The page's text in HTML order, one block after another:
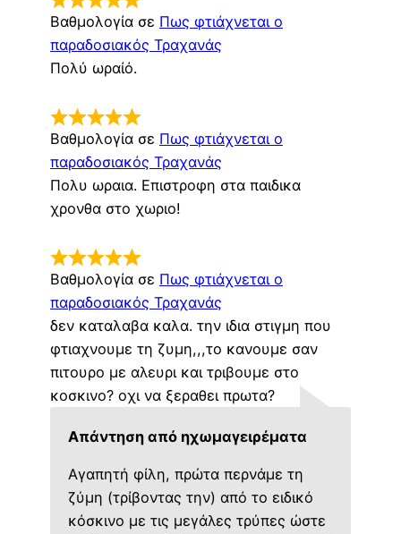
Βαθμολογία σε Πως φτιάχνεται ο
παραδοσιακός Τραχανάς
Πολύ ωραίό.
Βαθμολογία σε Πως φτιάχνεται ο
παραδοσιακός Τραχανάς
Πολυ ωραια. Επιστροφη στα παιδικα
χρονθα στο χωριο!
Βαθμολογία σε Πως φτιάχνεται ο
παραδοσιακός Τραχανάς
δεν καταλαβα καλα. την ιδια στιγμη που
φτιαχνουμε τη ζυμη,,,το κανουμε σαν
πιτουρο με αλευρι και τριβουμε στο
κοσκινο? οχι να ξεραθει πρωτα?
Απάντηση από ηχωμαγειρέματα
Αγαπητή φίλη, πρώτα περνάμε τη
ζύμη (τρίβοντας την) από το ειδικό
κόσκινο με τις μεγάλες τρύπες ώστε